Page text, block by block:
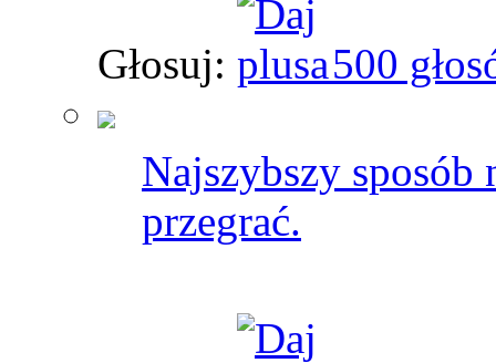
Głosuj: 500
Najszybszy sposób
przegrać.